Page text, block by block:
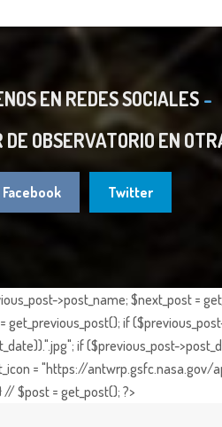
EN REDES SOCIALES
OBSERVATORIO EN
Facebook Twitter
>post_name; $next_post =
if
if ($previous_post-
= "https://
$post = get_post(); ?>